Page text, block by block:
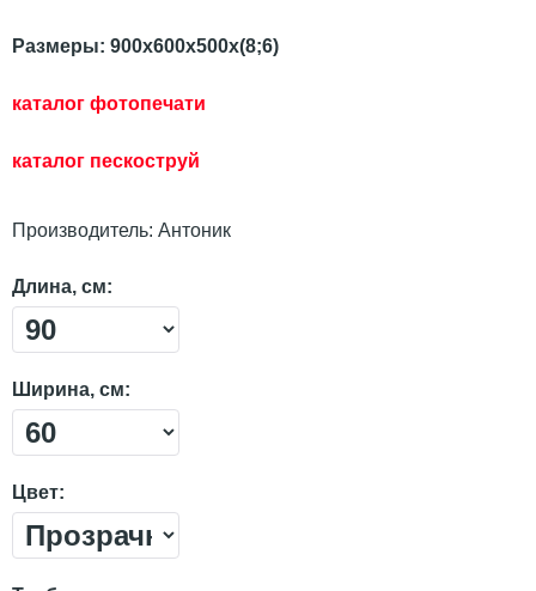
Размеры: 900х600х500х(8;6)
каталог фотопечати
каталог пескоструй
Производитель: Антоник
Длина, см:
Ширина, см:
Цвет: